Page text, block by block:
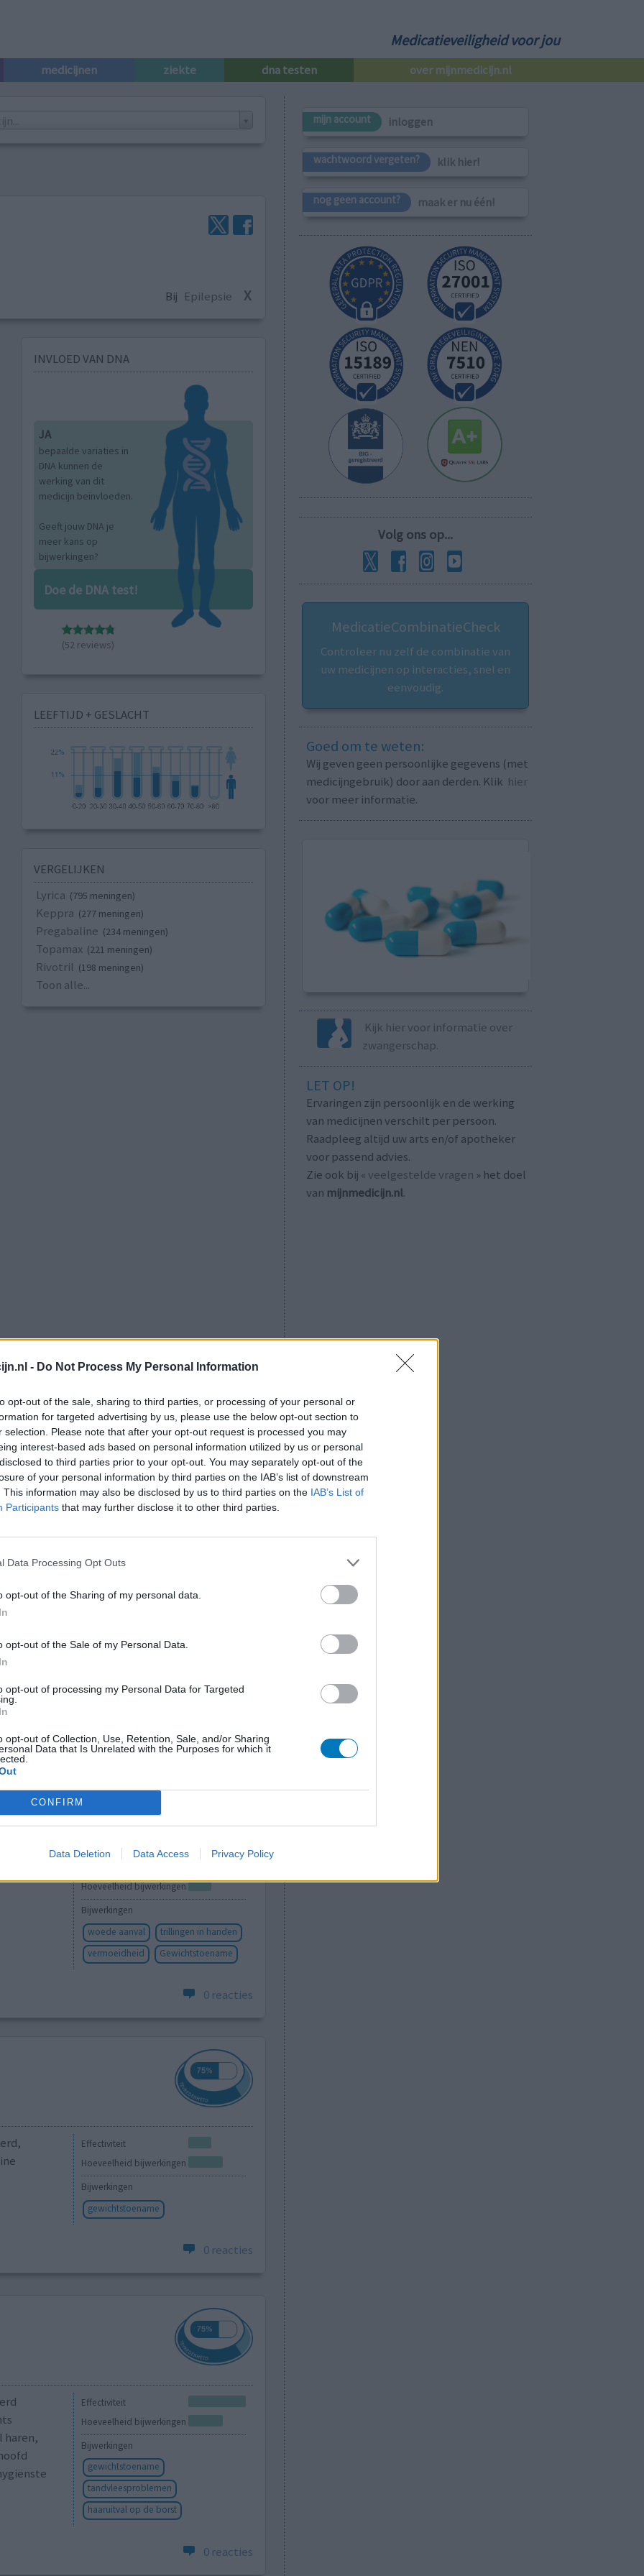
- Do Not Process My Personal Information
opt-out of the sale, sharing to third parties, or processing of your personal or
for targeted advertising by us, please use the below opt-out section to
selection. Please note that after your opt-out request is processed you may
interest-based ads based on personal information utilized by us or personal
to third parties prior to your opt-out. You may separately opt-out of the
of your personal information by third parties on the IAB’s list of downstream
This information may also be disclosed by us to third parties on the IAB’s List of
Participants that may further disclose it to other third parties.
Data Processing Opt Outs
opt-out of the Sharing of my personal data.
opt-out of the Sale of my Personal Data.
opt-out of processing my Personal Data for Targeted
opt-out of Collection, Use, Retention, Sale, and/or Sharing
Data that Is Unrelated with the Purposes for which it
CONFIRM
Data Deletion Data Access Privacy Policy
Medicatieveiligheid voor jou
medicijnen ziekte dna testen over mijnmedicijn.nl
Bij Epilepsie X
INVLOED VAN DNA
JA
bepaalde variaties in
DNA kunnen de
werking van dit
medicijn beïnvloeden.
Geeft jouw DNA je
meer kans op
bijwerkingen?
Doe de DNA test!
(52 reviews)
LEEFTIJD + GESLACHT
VERGELIJKEN
Lyrica (795 meningen)
Keppra (277 meningen)
Pregabaline (234 meningen)
Topamax (221 meningen)
Rivotril (198 meningen)
Toon alle...
staat
algehele tevredenheid
2
Hoeveelheid bijwerkingen
Bijwerkingen
woede aanval
trillingen in handen
vermoeidheid
Gewichtstoename
0 reacties
Effectiviteit
Hoeveelheid bijwerkingen
Bijwerkingen
gewichtstoename
0 reacties
Effectiviteit
Hoeveelheid bijwerkingen
Bijwerkingen
gewichtstoename
tandvleesproblemen
haaruitval op de borst
haren,
0 reacties
mijn account inloggen
wachtwoord vergeten? klik hier!
nog geen account? maak er nu één!
Volg ons op...
MedicatieCombinatieCheck
Controleer nu zelf de combinatie van
uw medicijnen op interacties, snel en
eenvoudig.
Goed om te weten:
Wij geven geen persoonlijke gegevens (met
medicijngebruik) door aan derden. Klik hier
voor meer informatie.
Kijk hier voor informatie over
zwangerschap.
LET OP!
Ervaringen zijn persoonlijk en de werking
van medicijnen verschilt per persoon.
Raadpleeg altijd uw arts en/of apotheker
voor passend advies.
Zie ook bij « veelgestelde vragen » het doel
van mijnmedicijn.nl.